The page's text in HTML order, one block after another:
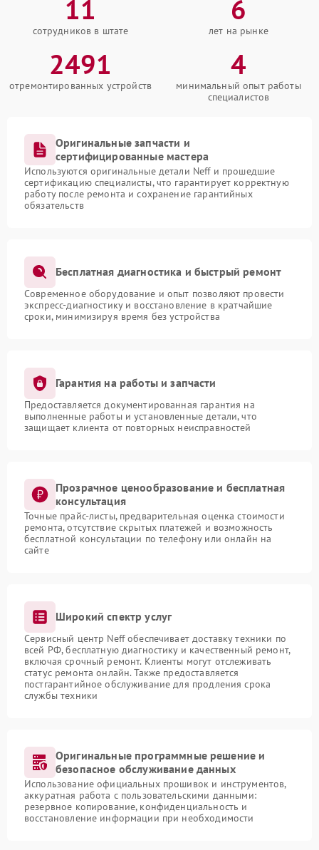
11
сотрудников в штате
6
лет на рынке
2491
отремонтированных устройств
4
минимальный опыт работы
специалистов
Оригинальные запчасти и
сертифицированные мастера
Используются оригинальные детали Neff и прошедшие
сертификацию специалисты, что гарантирует корректную
работу после ремонта и сохранение гарантийных
обязательств
Бесплатная диагностика и быстрый ремонт
Современное оборудование и опыт позволяют провести
экспресс-диагностику и восстановление в кратчайшие
сроки, минимизируя время без устройства
Гарантия на работы и запчасти
Предоставляется документированная гарантия на
выполненные работы и установленные детали, что
защищает клиента от повторных неисправностей
Прозрачное ценообразование и бесплатная
консультация
Точные прайс-листы, предварительная оценка стоимости
ремонта, отсутствие скрытых платежей и возможность
бесплатной консультации по телефону или онлайн на
сайте
Широкий спектр услуг
Сервисный центр Neff обеспечивает доставку техники по
всей РФ, бесплатную диагностику и качественный ремонт,
включая срочный ремонт. Клиенты могут отслеживать
статус ремонта онлайн. Также предоставляется
постгарантийное обслуживание для продления срока
службы техники
Оригинальные программные решение и
безопасное обслуживание данных
Использование официальных прошивок и инструментов,
аккуратная работа с пользовательскими данными:
резервное копирование, конфиденциальность и
восстановление информации при необходимости